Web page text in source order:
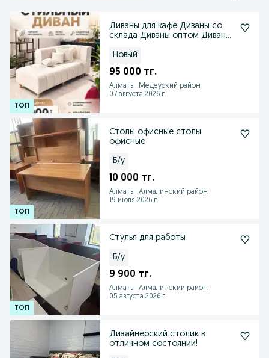
Диваны для кафе Диваны со
склада Диваны оптом Диваны
Новый
95 000 тг.
Алматы, Медеуский район
07 августа 2026 г.
Столы офисные столы
офисные
Б/у
10 000 тг.
Алматы, Алмалинский район
19 июля 2026 г.
Стулья для работы
Б/у
9 900 тг.
Алматы, Алмалинский район
05 августа 2026 г.
Дизайнерский столик в
отличном состоянии!